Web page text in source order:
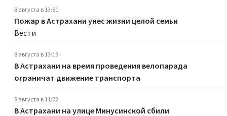
8 августа в 13:51
Пожар в Астрахани унес жизни целой семьи
Вести
8 августа в 13:19
В Астрахани на время проведения велопарада
ограничат движение транспорта
8 августа в 11:02
В Астрахани на улице Минусинской сбили